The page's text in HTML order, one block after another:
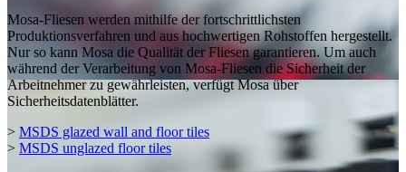
Mosa-Fliesen werden mithilfe der fortschrittlichsten
Produktionsverfahren und aus hochwertigen Rohstoffen hergestellt.
Nur so kann Mosa die Qualität der Fliesen garantieren. Um auch
während der Verarbeitung von Mosa-Fliesen die Sicherheit der
Arbeitnehmer zu gewährleisten, verfügt Mosa über
Sicherheitsdatenblätter.
> MSDS glazed wall and floor tiles
> MSDS unglazed floor tiles